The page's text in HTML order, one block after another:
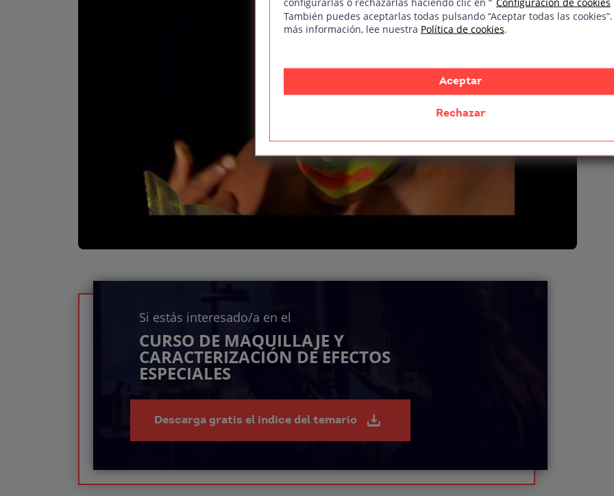
Si estás interesado/a en el
CURSO DE MAQUILLAJE Y
CARACTERIZACIÓN DE EFECTOS
ESPECIALES
Descarga gratis el índice del temario
También puedes aceptarlas todas pulsando “Aceptar todas las
más información, lee nuestra Política de cookies.
Aceptar
Rechazar